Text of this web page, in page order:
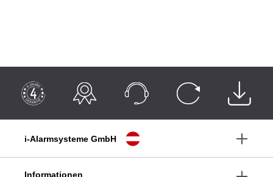
i-Alarmsysteme GmbH
Informationen